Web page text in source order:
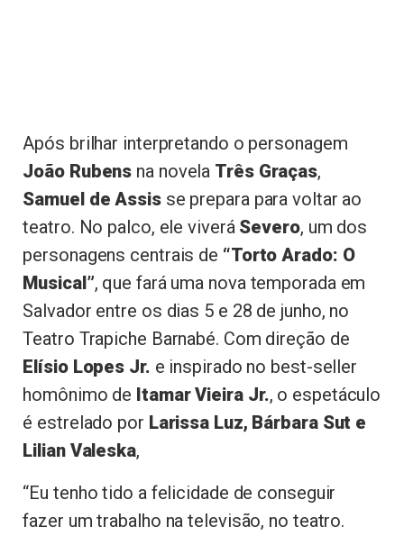
Após brilhar interpretando o personagem
João Rubens na novela Três Graças,
Samuel de Assisse prepara para voltar ao
teatro. No palco, ele viverá Severo, um dos
personagens centrais de “Torto Arado: O
Musical”, que fará uma nova temporada em
Salvador entre os dias 5 e 28 de junho, no
Teatro Trapiche Barnabé. Com direção de
Elísio Lopes Jr. e inspirado no best-seller
homônimo de Itamar Vieira Jr., o espetáculo
é estrelado por Larissa Luz, Bárbara Sut e
Lilian Valeska,
“Eu tenho tido a felicidade de conseguir
fazer um trabalho na televisão, no teatro.